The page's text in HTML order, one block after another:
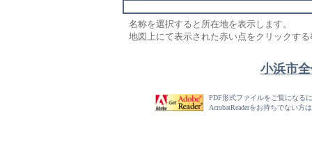
名称を選択すると所在地を表示します。
地図上にて表示された赤い点をクリックす
小浜市
PDF形式ファイルをご覧になる
AcrobatReaderをお持ちでない